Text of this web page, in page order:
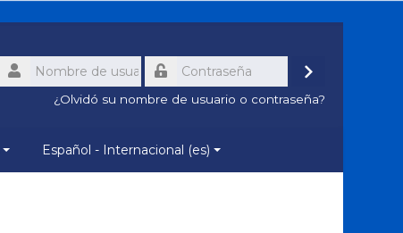
Nombre
de
Contraseña¿Olvidó su nombre de usuario o contraseña?
Español - Internacional ‎(es)‎